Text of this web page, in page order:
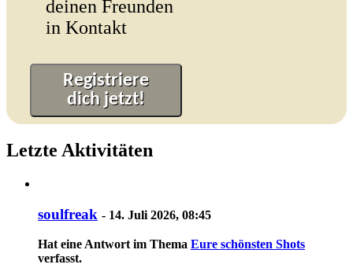
deinen Freunden
in Kontakt
Registriere
dich jetzt!
Letzte Aktivitäten
soulfreak - 14. Juli 2026, 08:45
Hat eine Antwort im Thema Eure schönsten Shots
verfasst.